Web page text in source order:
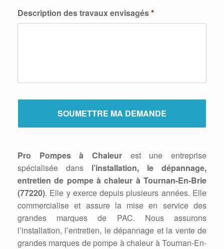
Description des travaux envisagés*
Pro Pompes à Chaleur est une entreprise
spécialisée dans l’installation, le dépannage,
entretien de pompe à chaleur à Tournan-En-Brie
(77220). Elle y exerce depuis plusieurs années. Elle
commercialise et assure la mise en service des
grandes marques de PAC. Nous assurons
l’installation, l’entretien, le dépannage et la vente de
grandes marques de pompe à chaleur à Tournan-En-